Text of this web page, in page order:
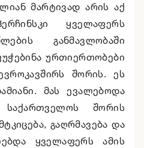
მარტივად არის აქ
ყველაფერს
განმავლობაში
ურთიერთობები
შორის. ეს
მას ევალებოდა
შორის
გაღრმავება და
ყველაფერს ამის